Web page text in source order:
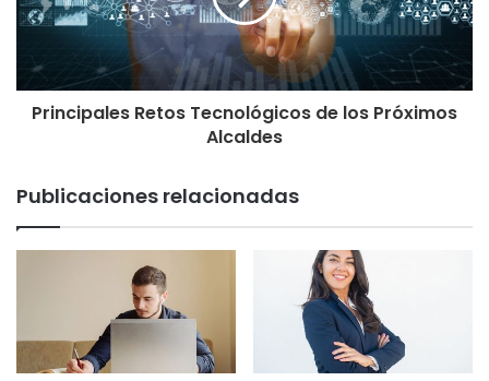
Principales Retos Tecnológicos de los Próximos
Alcaldes
Publicaciones relacionadas